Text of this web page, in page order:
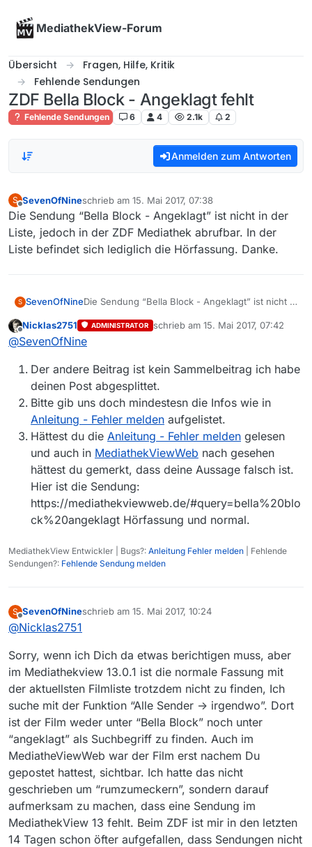
MediathekView-Forum
Übersicht
Fragen, Hilfe, Kritik
Fehlende Sendungen
ZDF Bella Block - Angeklagt fehlt
Fehlende Sendungen 6 4 2.1k 2
Anmelden zum Antworten
S
Offline
SevenOfNineschrieb am 15. Mai 2017, 07:38
zuletzt editiert von
Die Sendung “Bella Block - Angeklagt” ist nicht in der
Liste, jedoch in der ZDF Mediathek abrufbar. In der
Liste befindet sich lediglich die Hörfassung. Danke.
S SevenOfNineDie Sendung “Bella Block - Angeklagt” ist nicht in
In der Liste befindet sich lediglich die
Hörfassung. Danke.
Offline
Nicklas2751 ADMINISTRATOR schrieb am 15. Mai 2017, 07:42
zuletzt editiert von
@SevenOfNine
Der andere Beitrag ist kein Sammelbeitrag ich habe
deinen Post abgesplittet.
Bitte gib uns doch mindestesn die Infos wie in
Anleitung - Fehler melden aufgelistet.
Hättest du die Anleitung - Fehler melden gelesen
und auch in MediathekViewWeb nach gesehen
hättest du gemerkt, dass deine Aussage falsch ist.
Hier ist die Sendung:
https://mediathekviewweb.de/#query=bella%20blo
ck%20angeklagt Hörfassung und normal.
MediathekView Entwickler | Bugs?: Anleitung Fehler melden | Fehlende
Sendungen?: Fehlende Sendung melden
S
Offline
SevenOfNineschrieb am 15. Mai 2017, 10:24
zuletzt editiert von
@Nicklas2751
Sorry, wenn ich Dich da etwas berichtigen muss, aber
im Mediathekview 13.0.1 ist die normale Fassung mit
der aktuellsten Filmliste trotzdem nicht zu finden, Ich
suche mit der Funktion “Alle Sender -> irgendwo”. Dort
ist der Film weder unter “Bella Block” noch unter
“angeklagt” als Suchbegriff zu finden. Auch im
MediatheViewWeb war der Film erst nachem Du
gepostet hattest, sichtbar. Ich hatte das nicht
geschrieben um “rumzumeckern”, sondern darauf
aufmerksam zu machen, dass eine Sendung im
MediathekView 13 fehlt. Beim ZDF ist mir in den letzten
14 Tagen schon öfter aufgefallen, dass Sendungen nicht